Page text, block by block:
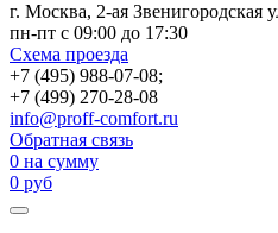
г. Москва, 2-ая Звенигородская
пн-пт с 09:00 до 17:30
Схема проезда
+7 (495) 988-07-08;
+7 (499) 270-28-08
info@proff-comfort.ru
Обратная связь
0 на сумму
0 руб